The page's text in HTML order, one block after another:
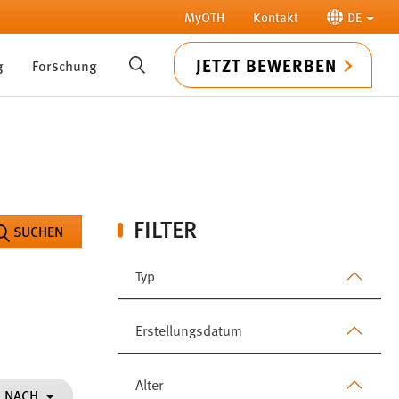
MyOTH Kontakt DE
Forschung SUCHE JETZT BEWERBEN
FILTER
Typ
Erstellungsdatum
Alter
SUCHEN